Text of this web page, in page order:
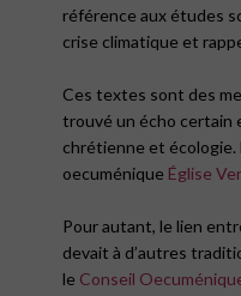
référence aux études
crise climatique et
Ces textes sont des
trouvé un écho certain
chrétienne et écologie.
oecuménique Église
Pour autant, le lien
devait à d’autres
le Conseil